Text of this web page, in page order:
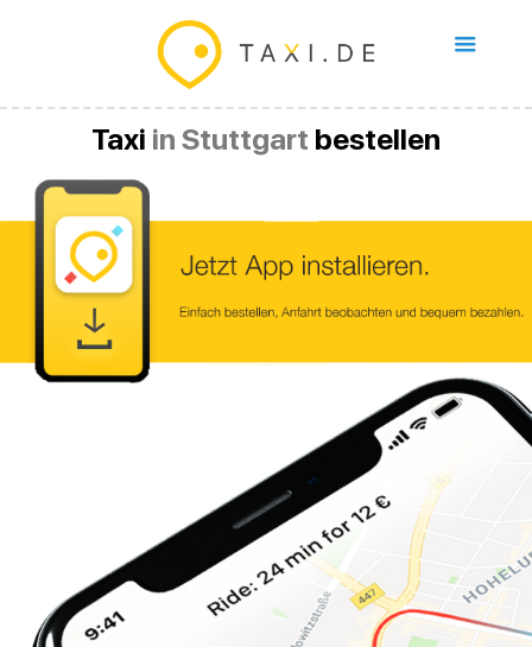
Taxi in Stuttgart bestellen